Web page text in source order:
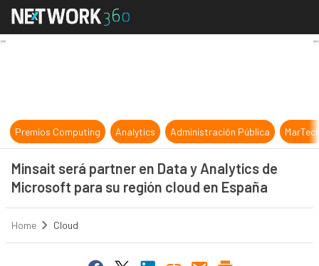
Minsait será partner en Data y
Premios Computing Analytics Administración Pública
Minsait será partner en Data y Analytics de
Microsoft para su región cloud en España
Home Cloud